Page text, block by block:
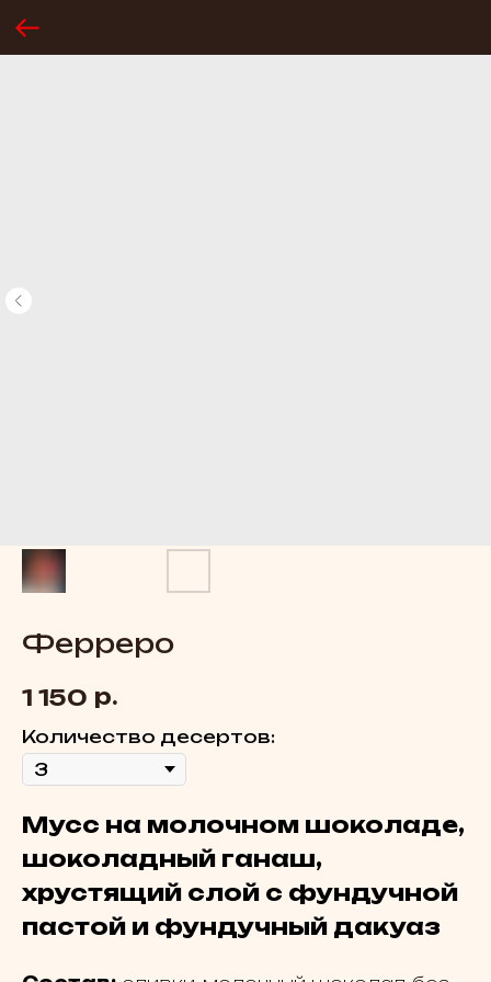
Ферреро
1 150 р.
Количество десертов:
Мусс на молочном шоколаде,
шоколадный ганаш,
хрустящий слой с фундучной
пастой и фундучный дакуаз